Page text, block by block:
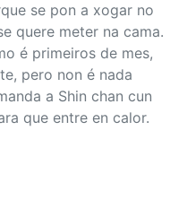
se pon a xogar no
quere meter na cama.
é primeiros de mes,
pero non é nada
a Shin chan cun
que entre en calor.